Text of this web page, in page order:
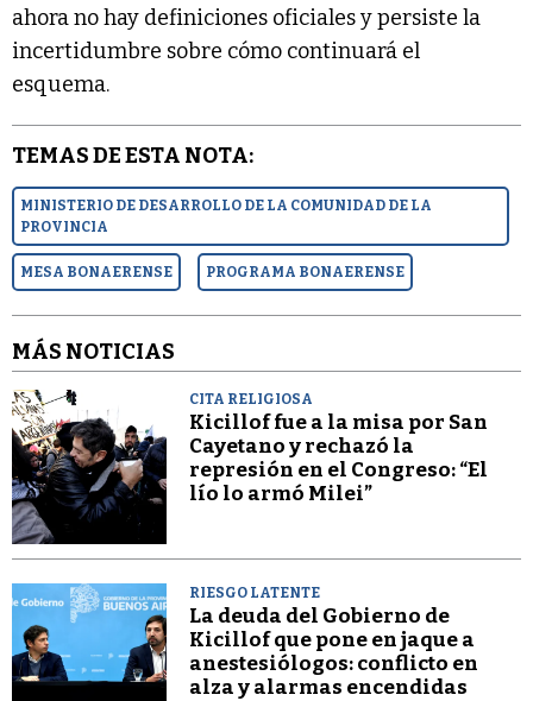
ahora no hay definiciones oficiales y persiste la
incertidumbre sobre cómo continuará el
esquema.
TEMAS DE ESTA NOTA:
MINISTERIO DE DESARROLLO DE LA COMUNIDAD DE LA
PROVINCIA
MESA BONAERENSE PROGRAMA BONAERENSE
MÁS NOTICIAS
CITA RELIGIOSA
Kicillof fue a la misa por San
Cayetano y rechazó la
represión en el Congreso: “El
lío lo armó Milei”
RIESGO LATENTE
La deuda del Gobierno de
Kicillof que pone en jaque a
anestesiólogos: conflicto en
alza y alarmas encendidas